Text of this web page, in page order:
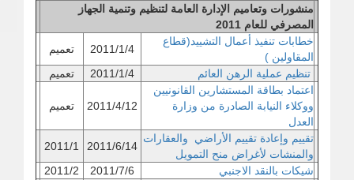
منشورات وتعاميم الإدارة العامة لتنظيم وتنمية الجهاز
المصرفي للعام 2011
خطابات تنفيذ أعمال التشييد(قطاع
المقاولين )
2011/1/4
تعميم
تنظيم عملية الرهن العائم
2011/1/4
تعميم
اعتماد بطاقة المستشارين القانونيين
ووكلاء النيابة الصادرة من وزارة
العدل
2011/4/12 تعميم
تقييم وإعادة تقييم الأراضي والعقارات
والمنشات لأغراض منح التمويل
2011/6/14
2011/1
شيكات بالنقد الاجنبي
2011/7/6
2011/2